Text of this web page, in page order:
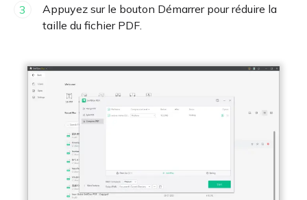
3
Appuyez sur le bouton Démarrer pour réduire la
taille du fichier PDF.